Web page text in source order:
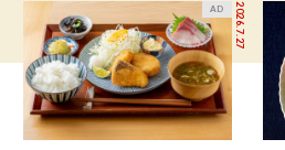
2026.7.27
AD